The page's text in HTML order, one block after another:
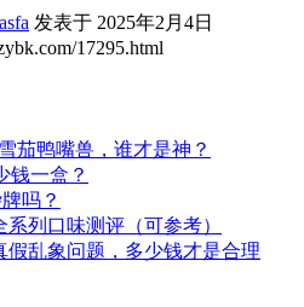
发表于 2025年2月4日
17295.html
茄鸭嘴兽，谁才是神？
钱一盒？
吗？
系列口味测评（可参考）
假乱象问题，多少钱才是合理